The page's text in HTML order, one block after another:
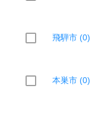
飛騨市 (0)
本巣市 (0)